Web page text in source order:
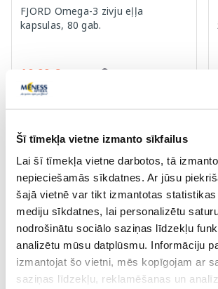
Šī tīmekļa vietne izmanto sīkfailus
Lai šī tīmekļa vietne darbotos, tā
nepieciešamās sīkdatnes. Ar jūsu
šajā vietnē var tikt izmantotas
mediju sīkdatnes, lai personalizētu
nodrošinātu sociālo saziņas līdzekļu
analizētu mūsu datplūsmu. Informāciju
izmantojat šo vietni, mēs kopīgojam ar
saziņas līdzekļu, reklamēšanas un
FJORD Omega-3 zivju eļļa
kapsulas, 80 gab.
10.99 €
Pirkt
30 dienu zemākā cena: 16.22 € (-32%)
Standarta cena: 29.49 €
Page 1 of 10